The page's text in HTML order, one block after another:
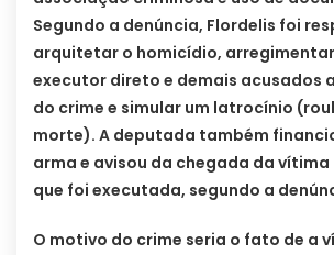
Segundo a denúncia, Flordelis foi
arquitetar o homicídio,
executor direto e demais acusados
do crime e simular um latrocínio
morte). A deputada também
arma e avisou da chegada da vítima
que foi executada, segundo a
O motivo do crime seria o fato de a